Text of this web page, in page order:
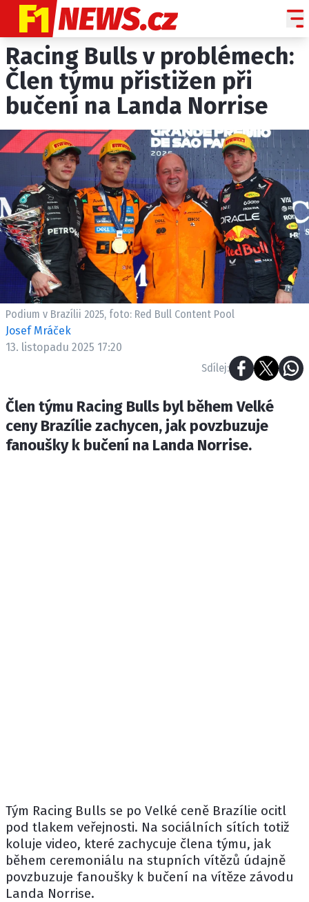
NOVINKY
GRAND PRIX
PADDOCK LINE
HISTORIE GP
PROFILY JEZDCŮ
PROFILY TÝMŮ
ROZHOVORY
OSTATNÍ
SLEDUJTE NÁS NA|
ETICKÝ KODEX
OSOBNÍ ÚDAJE / COOKIES
Racing Bulls v problémech:
Člen týmu přistižen při
bučení na Landa Norrise
Podium v Brazílii 2025, foto: Red Bull Content Pool
Josef Mráček
13. listopadu 2025 17:20
Sdílej:
Člen týmu Racing Bulls byl během Velké
ceny Brazílie zachycen, jak povzbuzuje
fanoušky k bučení na Landa Norrise.
Tým Racing Bulls se po Velké ceně Brazílie ocitl
pod tlakem veřejnosti. Na sociálních sítích totiž
koluje video, které zachycuje člena týmu, jak
během ceremoniálu na stupních vítězů údajně
povzbuzuje fanoušky k bučení na vítěze závodu
Landa Norrise.